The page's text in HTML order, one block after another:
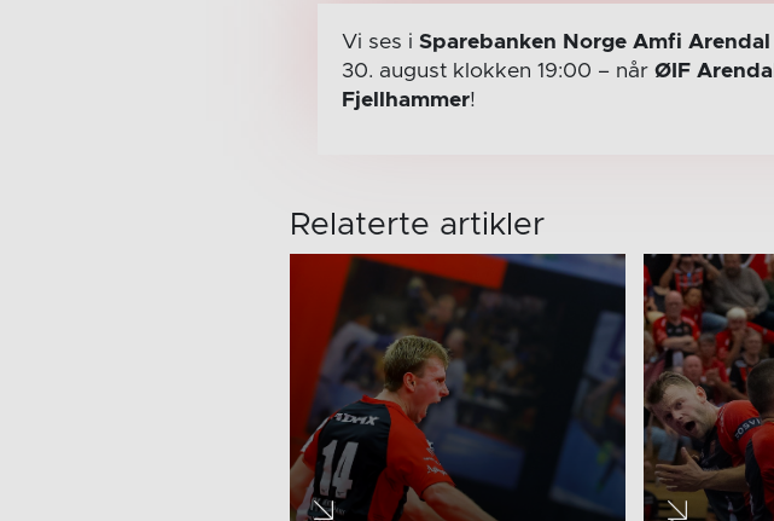
Vi ses i Sparebanken Norge Amfi Arendal
30. august klokken 19:00 – når ØIF Arendal
Fjellhammer!
Relaterte artikler